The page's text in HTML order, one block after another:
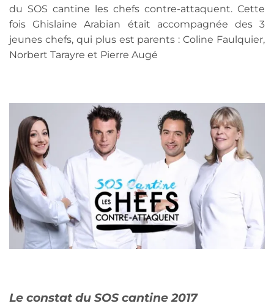
du SOS cantine les chefs contre-attaquent. Cette
fois Ghislaine Arabian était accompagnée des 3
jeunes chefs, qui plus est parents : Coline Faulquier,
Norbert Tarayre et Pierre Augé
Le constat du SOS cantine 2017